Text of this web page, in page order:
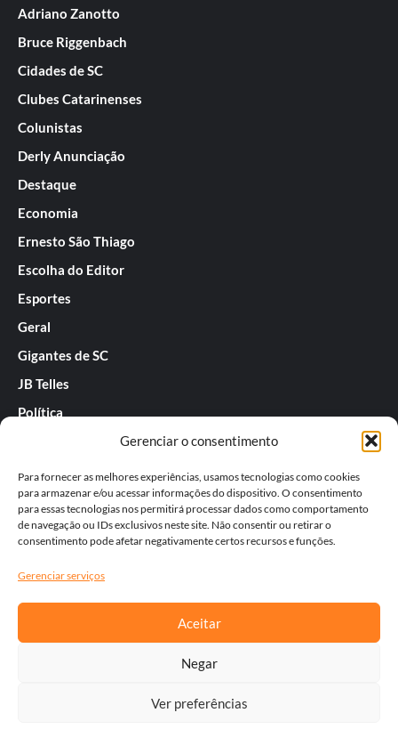
Gerenciar o consentimento
Para fornecer as melhores experiências, usamos tecnologias como cookies
para armazenar e/ou acessar informações do dispositivo. O consentimento
para essas tecnologias nos permitirá processar dados como comportamento
de navegação ou IDs exclusivos neste site. Não consentir ou retirar o
consentimento pode afetar negativamente certos recursos e funções.
Gerenciar serviços
Aceitar
Negar
Ver preferências
Adriano Zanotto
Bruce Riggenbach
Cidades de SC
Clubes Catarinenses
Colunistas
Derly Anunciação
Destaque
Economia
Ernesto São Thiago
Escolha do Editor
Esportes
Geral
Gigantes de SC
JB Telles
Política
Rafael Guarnieri
Séries
Tatiana
Werner Zotz